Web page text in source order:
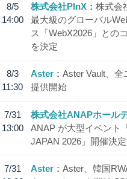
8/5
14:00
株式会社PlnX
株式会
最大級のグローバル
ス「WebX2026」との
を決定
8/3
11:30
Aster
Aster Vault、全
提供開始
7/31
13:00
株式会社ANAPホール
ANAP が大型イベント
JAPAN 2026」開催決定
7/31
Aster
Aster、韓国